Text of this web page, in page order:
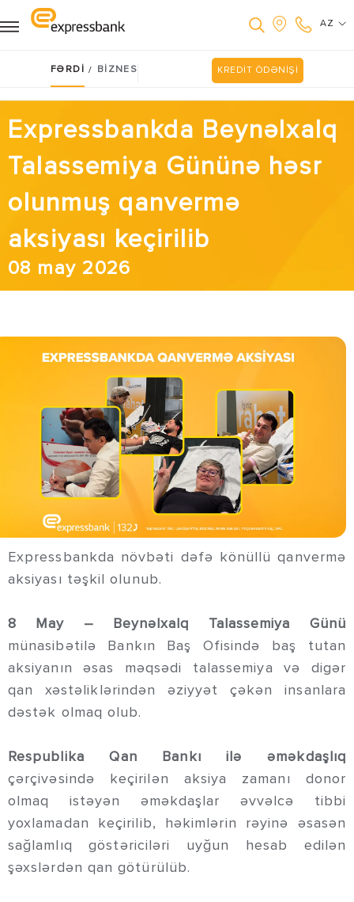
AZ
FƏRDİ / BİZNES KREDİT ÖDƏNİŞİ
Expressbankda Beynəlxalq
Talassemiya Gününə həsr
olunmuş qanvermə
aksiyası keçirilib
08 may 2026
Expressbankda növbəti dəfə könüllü qanvermə
aksiyası təşkil olunub.
8 May – Beynəlxalq Talassemiya Günü
münasibətilə Bankın Baş Ofisində baş tutan
aksiyanın əsas məqsədi talassemiya və digər
qan xəstəliklərindən əziyyət çəkən insanlara
dəstək olmaq olub.
Respublika Qan Bankı ilə əməkdaşlıq
çərçivəsində keçirilən aksiya zamanı donor
olmaq istəyən əməkdaşlar əvvəlcə tibbi
yoxlamadan keçirilib, həkimlərin rəyinə əsasən
sağlamlıq göstəriciləri uyğun hesab edilən
şəxslərdən qan götürülüb.